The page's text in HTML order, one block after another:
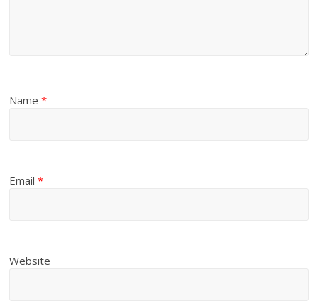
Name*
Email*
Website